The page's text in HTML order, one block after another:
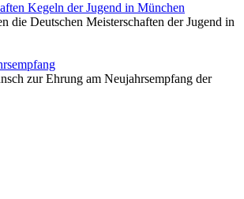
Kegeln der Jugend in München
die Deutschen Meisterschaften der Jugend in
zur Ehrung am Neujahrsempfang der